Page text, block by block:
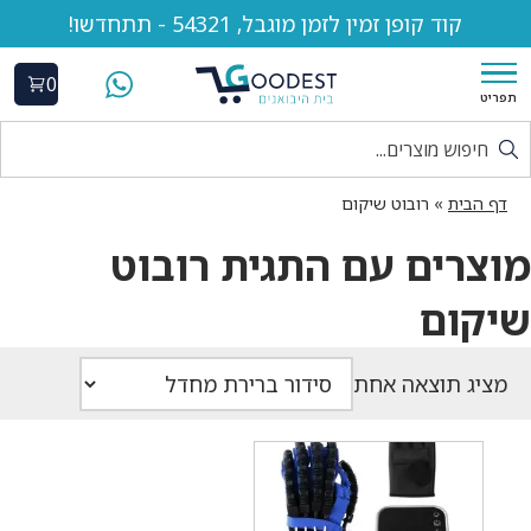
קוד קופן זמין לזמן מוגבל, 54321 - תתחדשו!
תפריט
0
דף הבית » רובוט שיקום
מוצרים עם התגית רובוט
שיקום
מציג תוצאה אחת